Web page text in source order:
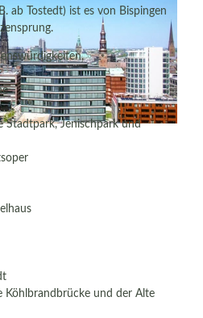
ab Tostedt) ist es von Bispingen
Stadtpark, Jenischpark und
Köhlbrandbrücke und der Alte